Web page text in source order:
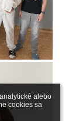
alebo
cookies sa